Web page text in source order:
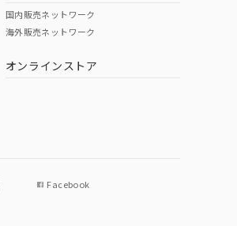
O
国内販売ネットワーク
海外販売ネットワーク
オンラインストア
Facebook